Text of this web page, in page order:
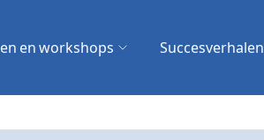
en workshops Succesverhalen